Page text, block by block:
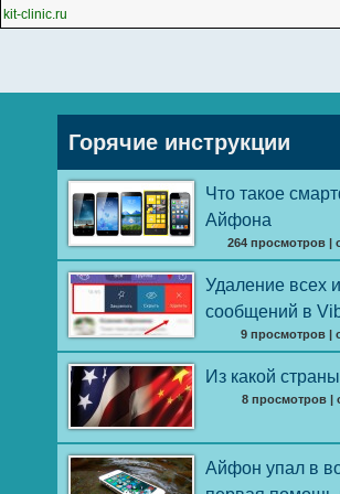
kit-clinic.ru
Горячие инструкции
Что такое
Айфона
264 просмотров|
Удаление всех
сообщений в
9 просмотров|
Из какой
8 просмотров|
Айфон упал в